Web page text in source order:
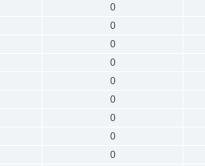
0
0
0
0
0
0
0
0
0